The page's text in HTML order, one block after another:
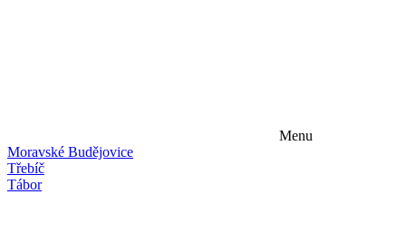
Menu
Moravské Budějovice
Třebíč
Tábor